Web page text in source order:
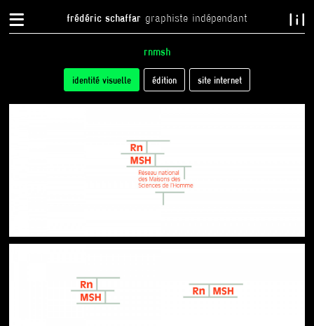
frédéric schaffar graphiste indépendant
{ }
rnmsh
identité visuelle (onglet
actif)
édition site internet